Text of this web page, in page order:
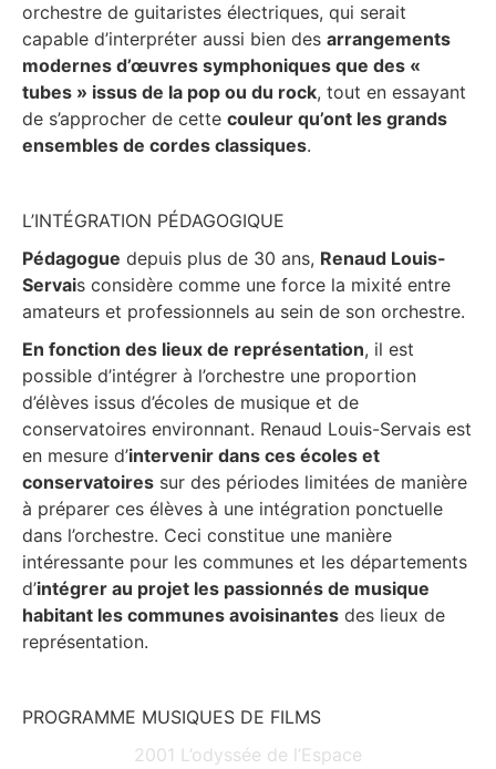
orchestre de guitaristes électriques, qui serait
capable d’interpréter aussi bien des arrangements
modernes d’œuvres symphoniques que des «
tubes » issus de la pop ou du rock, tout en essayant
de s’approcher de cette couleur qu’ont les grands
ensembles de cordes classiques.
L’INTÉGRATION PÉDAGOGIQUE
Pédagogue depuis plus de 30 ans, Renaud Louis-
Servais considère comme une force la mixité entre
amateurs et professionnels au sein de son orchestre.
En fonction des lieux de représentation, il est
possible d’intégrer à l’orchestre une proportion
d’élèves issus d’écoles de musique et de
conservatoires environnant. Renaud Louis-Servais est
en mesure d’intervenir dans ces écoles et
conservatoires sur des périodes limitées de manière
à préparer ces élèves à une intégration ponctuelle
dans l’orchestre. Ceci constitue une manière
intéressante pour les communes et les départements
d’intégrer au projet les passionnés de musique
habitant les communes avoisinantes des lieux de
représentation.
PROGRAMME MUSIQUES DE FILMS
2001 L’odyssée de l’Espace